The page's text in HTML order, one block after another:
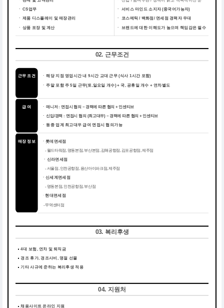
ㆍ CS업무
ㆍ 제품 디스플레이 및 매장관리
ㆍ 상품 포장 및 계산
ㆍ 서비스 마인드 소지자 (중국어가능자)
ㆍ 코스메틱 / 백화점/ 면세점 경력자 우대
ㆍ 브랜드에 대한 이해도가 높으며 책임감은 필수
02. 근무조건
근무 조건 ㆍ 해당 지점 영업시간 내 9시간 교대 근무 (식사 1시간 포함)
ㆍ주말 포함 주 5일 근무(토,일요일 개수) + 국, 공휴일 개수 + 연차별도
급 여 ㆍ 매니저 : 면접시 협의 ~ 경력에 따른 협의 + 인센티브
ㆍ 신입/경력 : 면접시 협의 (최고대우) ~ 경력에 따른 협의 + 인센티브
ㆍ 동종 업계 최고대우 급여 면접시 협의가능
매장 정보 ㆍ롯데면세점
- 월드타워점, 명동본점, 부산본점, 김해공항점, 김포공항점, 제주점
ㆍ신라면세점
- 서울점, 인천공항점, 용산아이파크점, 제주점
ㆍ신세계면세점
- 명동본점, 인천공항점, 부산점
ㆍ현대면세점
- 무역센터점
03. 복리후생
4대 보험, 연차 및 퇴직금
경조 휴가, 경조사비, 명절 선물
기타 사규에 준하는 복리후생 적용
04. 지원처
채용사이트 온라인 지원